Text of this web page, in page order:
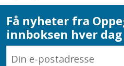
Få nyheter fra
innboksen hver dag